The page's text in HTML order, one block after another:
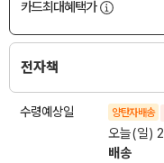
카드최대혜택가
전자책
수령예상일 양탄자배송
오늘(일)
배송